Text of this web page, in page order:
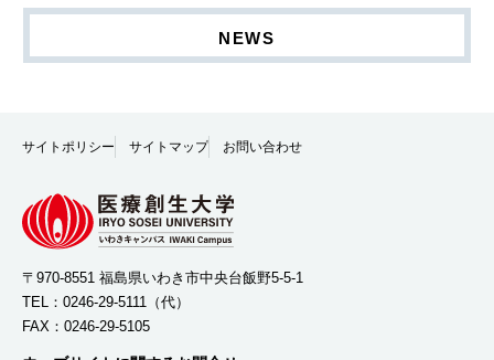
NEWS
サイトポリシー サイトマップ お問い合わせ
〒970-8551 福島県いわき市中央台飯野5-5-1
TEL： 0246-29-5111 （代）
FAX：0246-29-5105